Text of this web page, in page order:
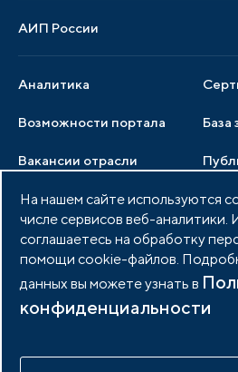
Аналитика
Возможности портала
Образцы документов
База
Вакансии отрасли
Новости отрасли
Медиатека
АИП России
Члены ассоциации
Услуги ассоциации
Документы АИП
Партнеры ассоциации
Фото и видео
Членство в АИП
На нашем сайте используются
числе сервисов веб-аналитики.
соглашаетесь на обработку
помощи cookie-файлов.
данных вы можете узнать в
конфиденциальности